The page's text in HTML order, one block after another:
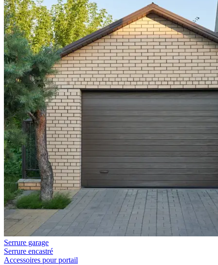
Serrure garage
Serrure encastré
Accessoires pour portail